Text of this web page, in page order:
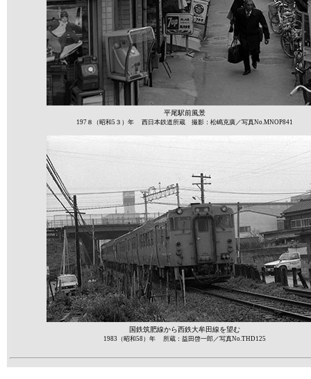
平尾駅前風景
197８（昭和5３）年 西日本鉄道所蔵 撮影：松嶋克廣／写真No.MNOP841
国鉄筑肥線から西鉄大牟田線を望む
1983（昭和58）年 所蔵：益田啓一郎／写真No.THD125